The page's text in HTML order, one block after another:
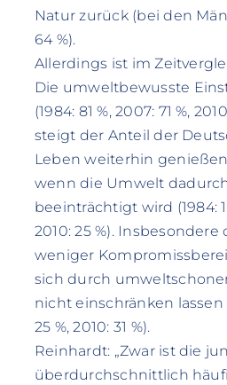
Natur zurück (bei den
64 %).
Allerdings ist im
Die umweltbewusste
(1984: 81 %, 2007: 71 %,
steigt der Anteil der
Leben weiterhin
wenn die Umwelt
beeinträchtigt wird (1984:
2010: 25 %).
weniger
sich durch
nicht einschränken lassen
25 %, 2010: 31 %).
Reinhardt: „Zwar ist die
überdurchschnittlich